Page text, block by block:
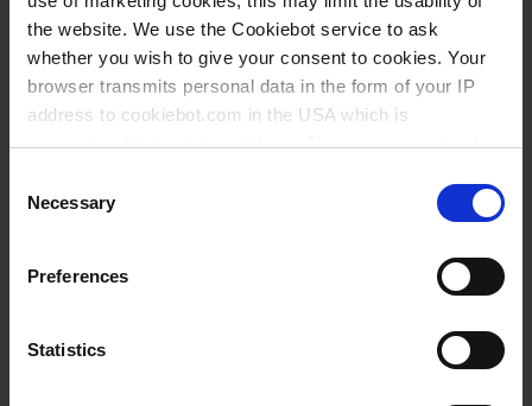
the website. We use the Cookiebot service to ask
whether you wish to give your consent to cookies. Your
browser transmits personal data in the form of your IP
address to cookiebot.com in the USA which is
anonymized but not stored there. Then an anonymized
follow your cookie preferences for future page visits. The
privacy level in the USA does not correspond to EU
standards, and it cannot be excluded that US authorities
access your data on US servers.
For more information on cookies and the use of your
data privacy statement.
Selection
Necessary
Preferences
Statistics